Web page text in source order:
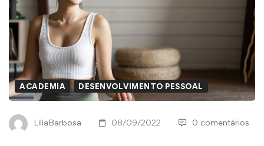
ACADEMIA DESENVOLVIMENTO PESSOAL
LiliaBarbosa 08/09/2022 0 comentários